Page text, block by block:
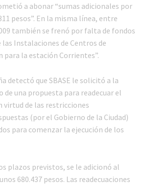
a abonar “sumas adicionales por
pesos”. En la misma línea, entre
también se frenó por falta de fondos
las Instalaciones de Centros de
para la estación Corrientes”.
detectó que SBASE le solicitó a la
una propuesta para readecuar el
virtud de las restricciones
(por el Gobierno de la Ciudad)
para comenzar la ejecución de los
plazos previstos, se le adicionó al
680.437 pesos. Las readecuaciones